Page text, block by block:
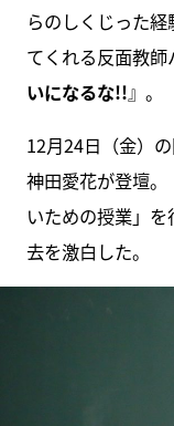
らのしくじった
てくれる反面教
いになるな!!』。
12月24日（金）
神田愛花が登壇
いための授業」
去を激白した。